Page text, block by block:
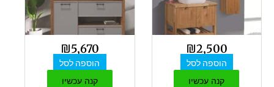
₪2,500
הוספה לסל
קנה עכשיו
₪5,670
הוספה לסל
קנה עכשיו